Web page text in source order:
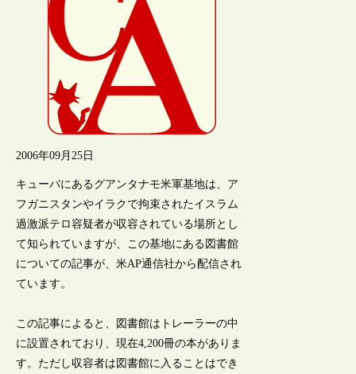
2006年09月25日
キューバにあるグアンタナモ米軍基地は、ア
フガニスタンやイラクで拘束されたイスラム
過激派テロ容疑者が収容されている場所とし
て知られていますが、この基地にある図書館
についての記事が、米AP通信社から配信され
ています。
この記事によると、図書館はトレーラーの中
に設置されており、現在4,200冊の本がありま
す。ただし収容者は図書館に入ることはでき